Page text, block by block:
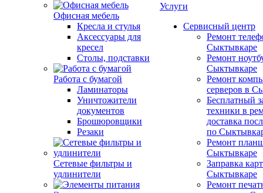
Офисная мебель
Кресла и стулья
Аксессуары для
кресел
Столы, подставки
Работа с бумагой
Ламинаторы
Уничтожители
документов
Брошюровщики
Резаки
Сетевые фильтры и
удлинители
Услуги
Сервисный центр
Ремонт
Сыктывкаре
Ремонт
Сыктывкаре
Ремонт
серверов в
Бесплатный
техники в
доставка
по
Ремонт
Сыктывкаре
Заправка
Сыктывкаре
Ремонт